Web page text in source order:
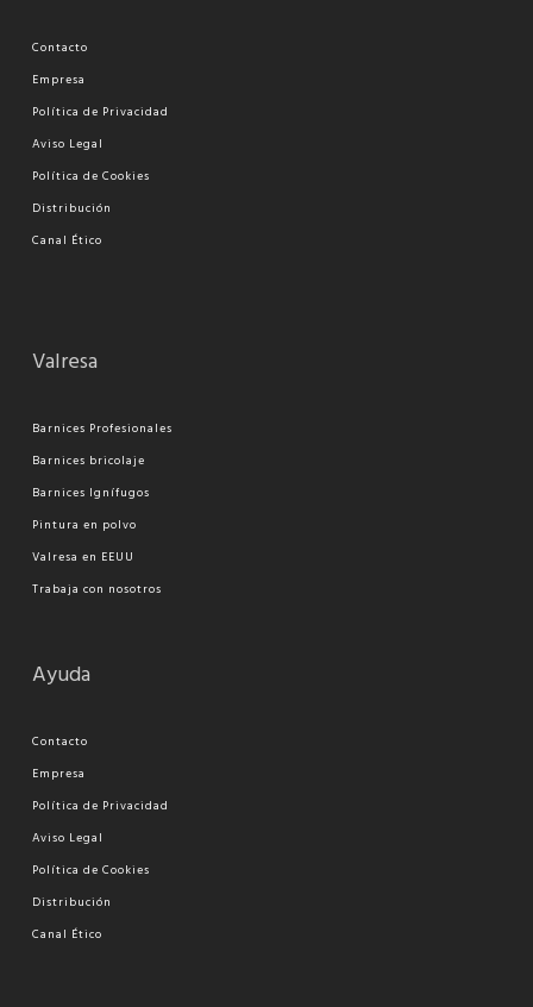
Contacto
Empresa
Política de Privacidad
Aviso Legal
Política de Cookies
Distribución
Canal Ético
Valresa
Barnices Profesionales
Barnices bricolaje
Barnices Ignífugos
Pintura en polvo
Valresa en EEUU
Trabaja con nosotros
Ayuda
Contacto
Empresa
Política de Privacidad
Aviso Legal
Política de Cookies
Distribución
Canal Ético